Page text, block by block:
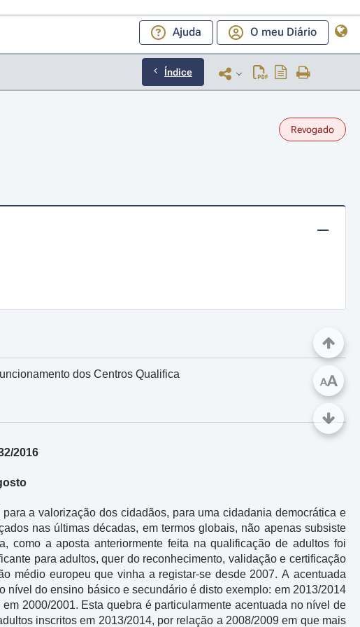
Ajuda O meu Diário
Índice
Revogado
dos Centros Qualifica
2016
a valorização dos cidadãos, para uma cidadania democrática e
nas últimas décadas, em termos globais, não apenas subsiste
como a aposta anteriormente feita na qualificação de adultos foi
para adultos, quer do reconhecimento, validação e certificação
médio europeu que vinha a registar-se desde 2007. A acentuada
do ensino básico e secundário é disto exemplo: em 2013/2014
2000/2001. Esta quebra é particularmente acentuada no nível de
inscritos em 2013/2014, por relação a 2008/2009 em que mais
AA